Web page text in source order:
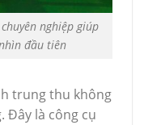
nghiệp giúp
đầu tiên
trung thu không
Đây là công cụ